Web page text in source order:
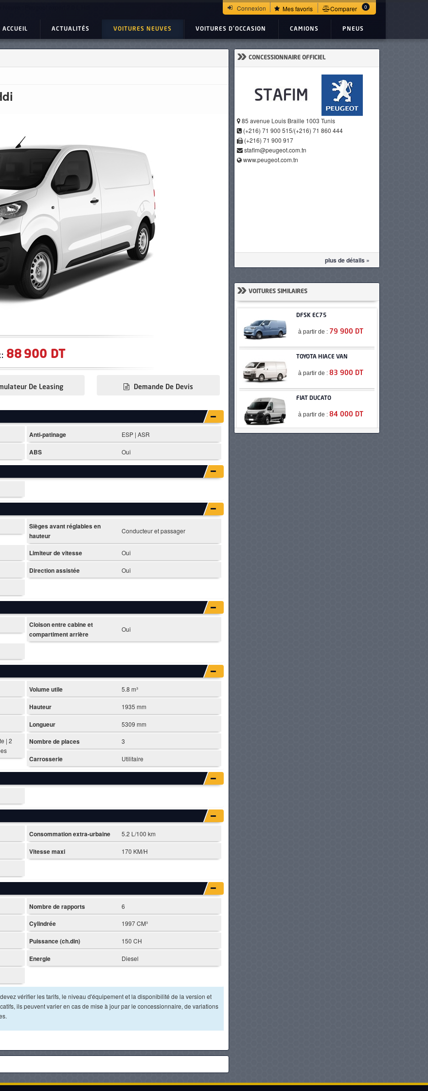
Connexion Mes favoris Comparer 0
ACCUEIL ACTUALITÉS VOITURES NEUVES VOITURES D'OCCASION CAMIONS PNEUS
88 900 DT
Demande De Devis
De Leasing
Anti-patinage ESP | ASR
ABS Oui
Sièges avant réglables en
hauteur
Conducteur et passager
Limiteur de vitesse Oui
Direction assistée Oui
Cloison entre cabine et
compartiment arrière
Oui
Volume utile 5.8 m³
Hauteur 1935 mm
Longueur 5309 mm
| 2
Nombre de places 3
Carrosserie Utilitaire
Consommation extra-urbaine 5.2 L/100 km
Vitesse maxi 170 KM/H
Nombre de rapports 6
Cylindrée 1997 CM³
Puissance (ch.din) 150 CH
Energie Diesel
vérifier les tarifs, le niveau d'équipement et la disponibilité de la version et
ils peuvent varier en cas de mise à jour par le concessionnaire, de variations
» CONCESSIONNAIRE OFFICIEL
85 avenue Louis Braille 1003 Tunis
(+216) 71 900 515/(+216) 71 860 444
(+216) 71 900 917
stafim@peugeot.com.tn
www.peugeot.com.tn
plus de détails »
» VOITURES SIMILAIRES
DFSK EC75
à partir de : 79 900 DT
TOYOTA HIACE VAN
à partir de :83 900 DT
FIAT DUCATO
à partir de :84 000 DT